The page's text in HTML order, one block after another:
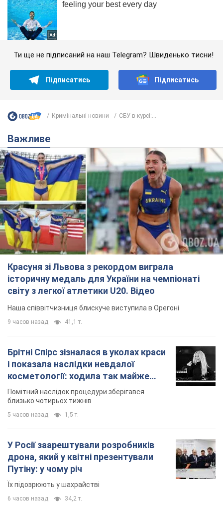
Ти ще не підписаний на наш Telegram? Швиденько тисни!
Підписатись Підписатись
Кримінальні новини СБУ в курсі:...
Важливе
Красуня зі Львова з рекордом виграла
історичну медаль для України на чемпіонаті
світу з легкої атлетики U20. Відео
Наша співвітчизниця блискуче виступила в Орегоні
9 часов назад 41,1 т.
Брітні Спірс зізналася в уколах краси
і показала наслідки невдалої
косметології: ходила так майже
місяць
Помітний наслідок процедури зберігався
близько чотирьох тижнів
5 часов назад 1,5 т.
У Росії заарештували розробників
дрона, який у квітні презентували
Путіну: у чому річ
Їх підозрюють у шахрайстві
6 часов назад 34,2 т.